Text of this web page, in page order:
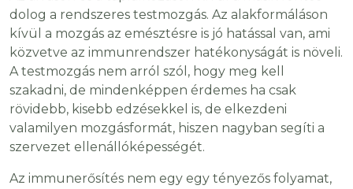
dolog a rendszeres testmozgás. Az alakformáláson
kívül a mozgás az emésztésre is jó hatással van, ami
közvetve az immunrendszer hatékonyságát is növeli.
A testmozgás nem arról szól, hogy meg kell
szakadni, de mindenképpen érdemes ha csak
rövidebb, kisebb edzésekkel is, de elkezdeni
valamilyen mozgásformát, hiszen nagyban segíti a
szervezet ellenállóképességét.
Az immunerősítés nem egy egy tényezős folyamat,